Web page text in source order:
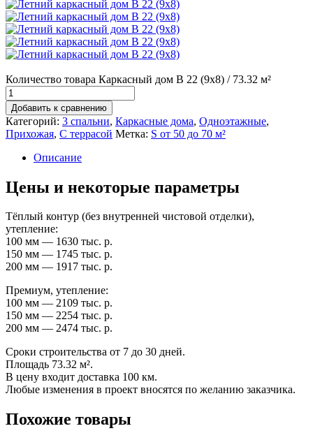
Количество товара Каркасный дом В 22 (9х8) / 73.32 м²
Добавить к сравнению
Категорий: 3 спальни, Каркасные дома, Одноэтажные,
Прихожая, С террасой Метка: S от 50 до 70 м²
Описание
Цены и некоторые параметры
Тёплый контур (без внутренней чистовой отделки),
утепление:
100 мм — 1630 тыс. р.
150 мм — 1745 тыс. р.
200 мм — 1917 тыс. р.
Премиум, утепление:
100 мм — 2109 тыс. р.
150 мм — 2254 тыс. р.
200 мм — 2474 тыс. р.
Сроки строительства от 7 до 30 дней.
Площадь 73.32 м².
В цену входит доставка 100 км.
Любые изменения в проект вносятся по желанию заказчика.
Похожие товары